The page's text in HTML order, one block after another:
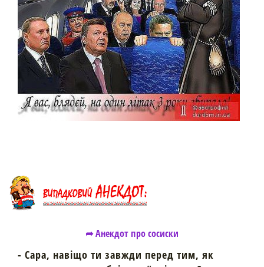
➦ Анекдот про сосиски
- Сара, навіщо ти завжди перед тим, як